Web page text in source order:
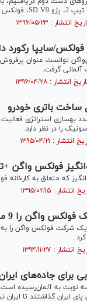
سایپا رکورد
توانست عنوان پرفروش
آلمانی گرفت.
ساخت باتری خودرو
بهسازی استراتژی فعالیت
را در نظر دارد.
فولکس واگن
که متعلق به
را 9 میلیون دلار جریمه کرد
برای جاده‌های
نوبت به آلمان‌رسیده
ایران گذاشتند تا ایران